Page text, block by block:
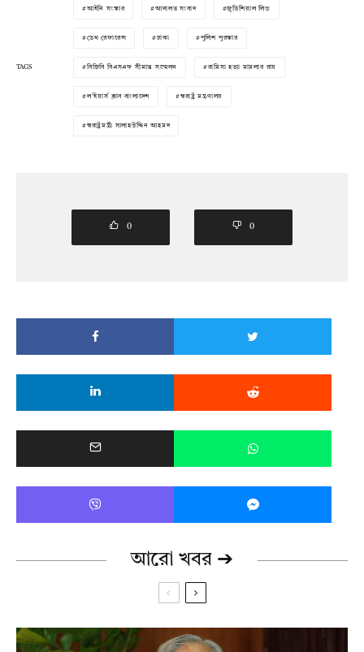
TAGS
আইনি সংস্কার আদালত সংবাদ জুডিশিয়াল লিভ
ডেথ রেফারেন্স ঢাকা পুলিশ পুরস্কার
বিজিবি বিএসএফ সীমান্ত সম্মেলন রামিসা হত্যা মামলার রায়
ল'ইয়ার্স ক্লাব বাংলাদেশ স্বরাষ্ট্র মন্ত্রণালয়
স্বরাষ্ট্রমন্ত্রী সালাহউদ্দিন আহমদ
0 0
আরো খবর ➔